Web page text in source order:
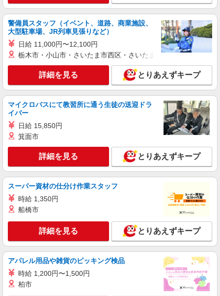
る） 資格手当（1〜6万円）賞与年2回（6月・12
月・実績最高5.4カ月分） 未経験から入社半年で
年収400万円以上への昇給実績あり ※残業代支給
★交通費別途支給（規定あり） ゜+゜・。○。・゜
+゜・。○。・゜+゜ 入社祝い金10万円支給(規定
有) お友達を紹介頂くと, インセンティブ支給(規定
有) ゜・。○。・゜+゜・。○。・゜+゜
詳細を見る
株式会社シエロ
【au】人気機種に詳しくなれる携帯販売
時給1400〜1600円（経験・能力による） ※残
業代支給 ★交通費別途支給（規定あり） ゜
+゜・。○。・゜+゜・。○。・゜+゜ 入社祝い金10
詳細を見る
紹介予定派遣
株式会社シエロ
スマホ携帯販売【エーユー】
月給273200円 ※残業手当別途支給 ※研修期間
○。・゜+゜ 入社祝い金10万円支給(規定有) お友達
を紹介頂くと, インセンティブ支給(規定有) ゜・。
○。・゜+゜・。○。・゜+゜
キープ 詳細を見る
紹介予定派遣
株式会社シエロ
【softbank】の携帯販売スタッフ
時給1500円〜 ※残業代支給 ★交通費別途支給
警備員スタッフ（イベント、道路、商業施設、
大型駐車場、JR列車見張りなど）
日給 11,000円〜12,100円
栃木市・小山市・さいたま市西区・さいたま市岩槻区・久喜市・
詳細を見る とりあえずキープ
マイクロバスにて教習所に通う生徒の送迎ドラ
イバー
日給 15,850円
箕面市
詳細を見る とりあえずキープ
スーパー資材の仕分け作業スタッフ
時給 1,350円
船橋市
詳細を見る とりあえずキープ
アパレル用品や雑貨のピッキング検品
時給 1,200円〜1,500円
柏市